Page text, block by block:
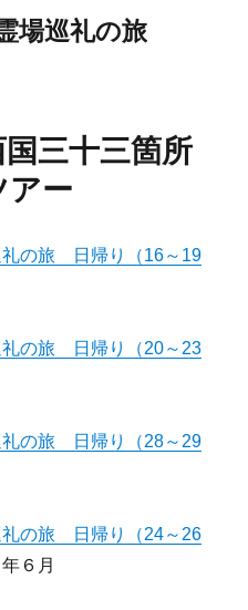
場巡礼の旅
三十三箇所
アー
礼の旅 日帰り（16～19
礼の旅 日帰り（20～23
礼の旅 日帰り（28～29
礼の旅 日帰り（24～26
６月